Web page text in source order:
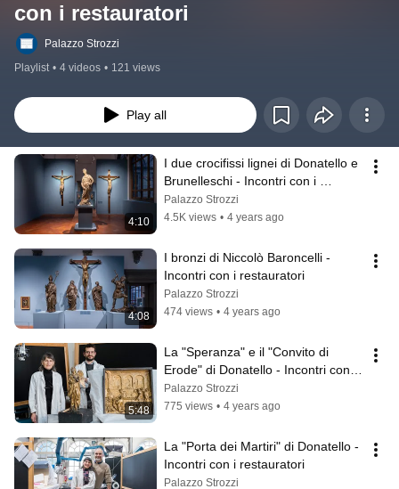
con i restauratori
Palazzo Strozzi
Playlist • 4 videos • 121 views
Play all
4:10
I due crocifissi lignei di Donatello e
Brunelleschi - Incontri con i
restauratori
Palazzo Strozzi
4.5K views • 4 years ago
4:08
I bronzi di Niccolò Baroncelli -
Incontri con i restauratori
Palazzo Strozzi
474 views • 4 years ago
5:48
La "Speranza" e il "Convito di
Erode" di Donatello - Incontri con i
restauratori
Palazzo Strozzi
775 views • 4 years ago
La "Porta dei Martiri" di Donatello -
Incontri con i restauratori
Palazzo Strozzi